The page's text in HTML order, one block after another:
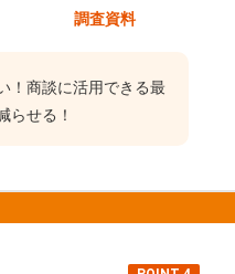
調査資料
！商談に活用できる最
らせる！